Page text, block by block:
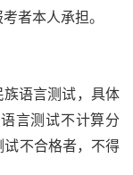
者本人承担。
族语言测试，具体
言测试不计算分
不合格者，不得